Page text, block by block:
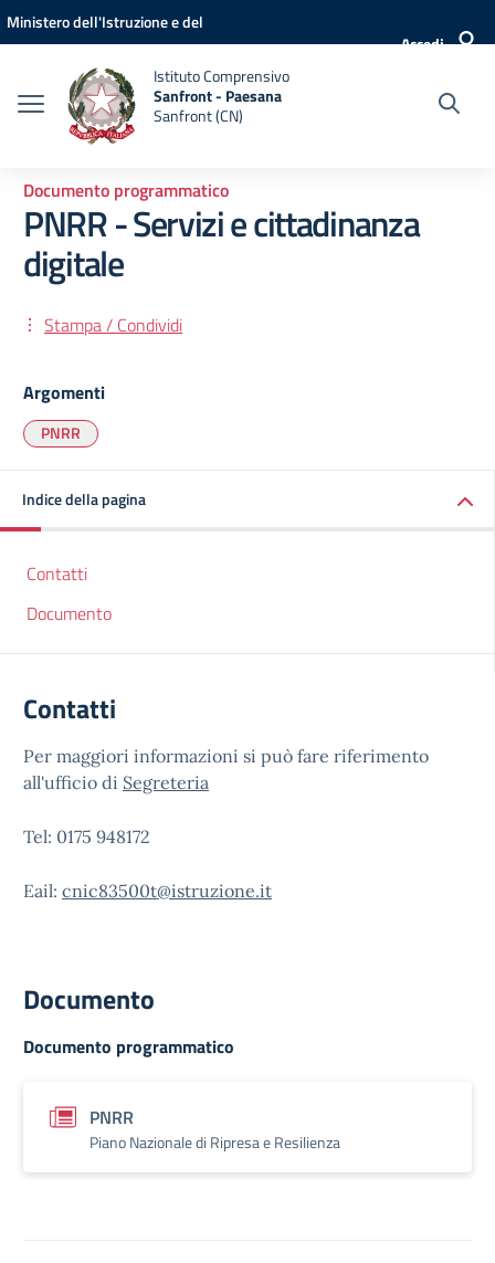
Vai ai contenuti
Vai al menu di navigazione
Vai al footer
Ministero dell'Istruzione e del
Accedi
Istituto Comprensivo
Sanfront - Paesana
Sanfront (CN)
Documento programmatico
PNRR - Servizi e cittadinanza
digitale
Stampa / Condividi
Argomenti
PNRR
Indice della pagina
Contatti
Documento
Contatti
Per maggiori informazioni si può fare riferimento
all'ufficio di Segreteria
Tel: 0175 948172
Eail: cnic83500t@istruzione.it
Documento
Documento programmatico
PNRR
Piano Nazionale di Ripresa e Resilienza